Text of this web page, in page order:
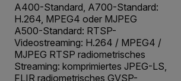
A400-Standard, A700-Standard:
H.264, MPEG4 oder MJPEG
A500-Standard: RTSP-
Videostreaming: H.264 / MPEG4 /
MJPEG RTSP radiometrisches
Streaming: komprimiertes JPEG-LS,
FLIR radiometrisches GVSP-